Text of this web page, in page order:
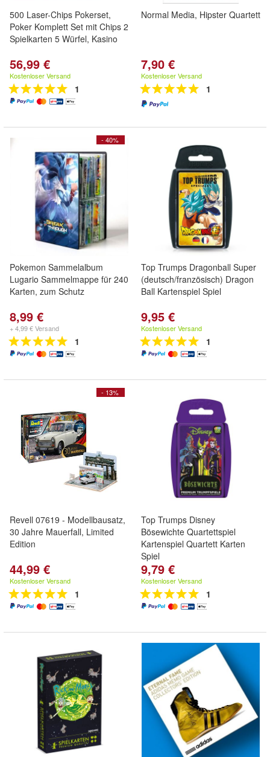
500 Laser-Chips Pokerset,
Poker Komplett Set mit Chips 2
Spielkarten 5 Würfel, Kasino
56,99 €
Kostenloser Versand
1
Normal Media, Hipster Quartett
7,90 €
Kostenloser Versand
1
- 40%
Pokemon Sammelalbum
Lugario Sammelmappe für 240
Karten, zum Schutz
8,99 €
+ 4,99 € Versand
1
Top Trumps Dragonball Super
(deutsch/französisch) Dragon
Ball Kartenspiel Spiel
9,95 €
Kostenloser Versand
1
- 13%
Revell 07619 - Modellbausatz,
30 Jahre Mauerfall, Limited
Edition
44,99 €
Kostenloser Versand
1
Top Trumps Disney
Bösewichte Quartettspiel
Kartenspiel Quartett Karten
Spiel
9,79 €
Kostenloser Versand
1